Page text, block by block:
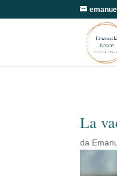
La
da